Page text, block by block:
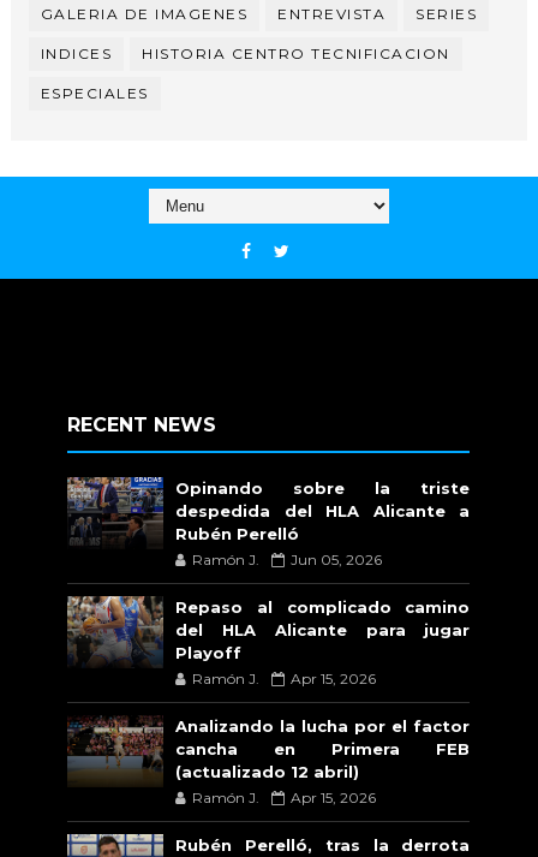
GALERIA DE IMAGENES ENTREVISTA SERIES
INDICES HISTORIA CENTRO TECNIFICACION
ESPECIALES
RECENT NEWS
Opinando sobre la triste
despedida del HLA Alicante a
Rubén Perelló
Ramón J. Jun 05, 2026
Repaso al complicado camino
del HLA Alicante para jugar
Playoff
Ramón J. Apr 15, 2026
Analizando la lucha por el factor
cancha en Primera FEB
(actualizado 12 abril)
Ramón J. Apr 15, 2026
Rubén Perelló, tras la derrota